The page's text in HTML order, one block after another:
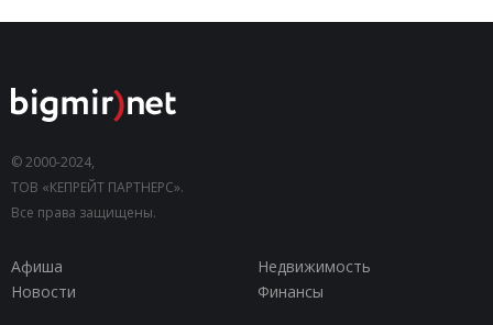
© 2000-2024,
ТОВ «КЕПРЕЙТ ПАРТНЕРС».
Все права защищены.
Афиша
Недвижимость
Новости
Финансы